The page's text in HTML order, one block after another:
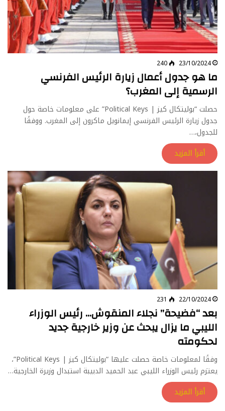
23/10/2024
240
ما هو جدول أعمال زيارة الرئيس الفرنسي
الرسمية إلى المغرب؟
حصلت “بوليتكال كيز | Political Keys” على معلومات خاصة حول
جدول زيارة الرئيس الفرنسي إيمانويل ماكرون إلى المغرب. ووفقًا
للجدول،…
أقرأ المزيد
22/10/2024
231
بعد “فضيحة” نجلاء المنقوش… رئيس الوزراء
الليبي ما يزال يبحث عن وزير خارجية جديد
لحكومته
وفقًا لمعلومات خاصة حصلت عليها “بوليتكال كيز | Political Keys”،
يعتزم رئيس الوزراء الليبي عبد الحميد الدبيبة استبدال وزيرة الخارجية…
أقرأ المزيد